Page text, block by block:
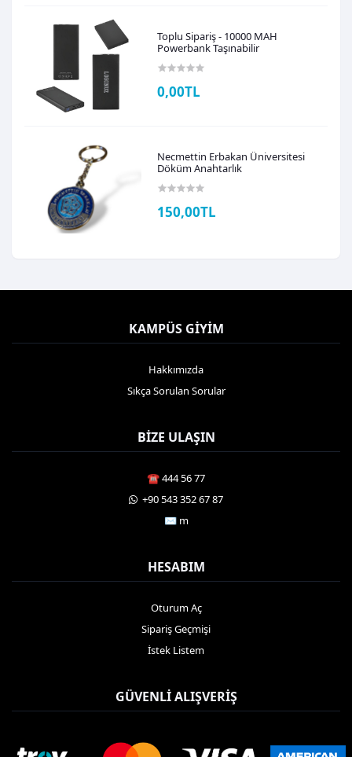
Toplu Sipariş - 10000 MAH
Powerbank Taşınabilir
0,00TL
Necmettin Erbakan Üniversitesi
Döküm Anahtarlık
150,00TL
KAMPÜS GIYIM
Hakkımızda
Sıkça Sorulan Sorular
BIZE ULAŞIN
☎️ 444 56 77
️ +90 543 352 67 87
✉️ m
HESABIM
Oturum Aç
Sipariş Geçmişi
İstek Listem
GÜVENLI ALIŞVERIŞ